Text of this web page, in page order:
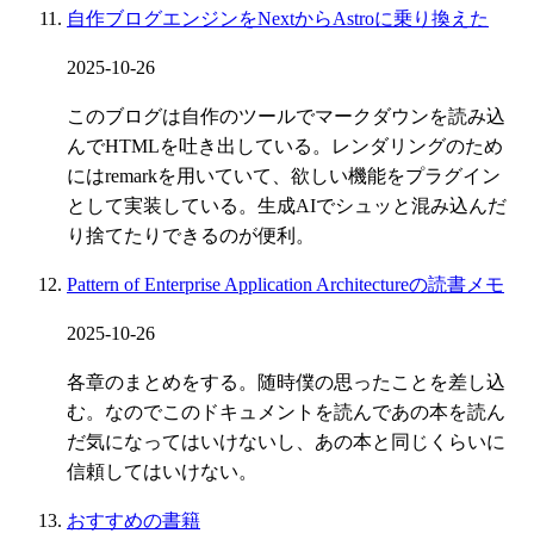
自作ブログエンジンをNextからAstroに乗り換えた
2025-10-26
このブログは自作のツールでマークダウンを読み込
んでHTMLを吐き出している。レンダリングのため
にはremarkを用いていて、欲しい機能をプラグイン
として実装している。生成AIでシュッと混み込んだ
り捨てたりできるのが便利。
Pattern of Enterprise Application Architectureの読書メモ
2025-10-26
各章のまとめをする。随時僕の思ったことを差し込
む。なのでこのドキュメントを読んであの本を読ん
だ気になってはいけないし、あの本と同じくらいに
信頼してはいけない。
おすすめの書籍